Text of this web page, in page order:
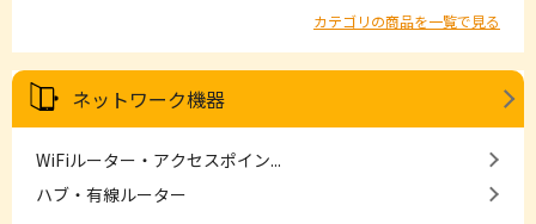
カテゴリの商品を一覧で見る
ネットワーク機器
WiFiルーター・アクセスポイン...
ハブ・有線ルーター